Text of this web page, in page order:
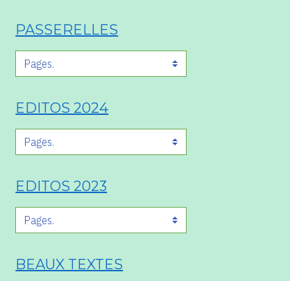
PASSERELLES
EDITOS 2024
EDITOS 2023
BEAUX TEXTES